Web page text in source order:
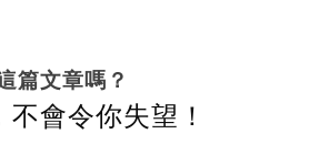
篇文章嗎？
會令你失望！